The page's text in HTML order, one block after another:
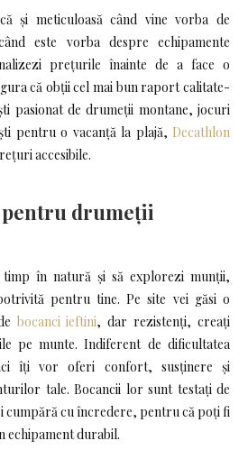
și meticuloasă când vine vorba de
este vorba despre echipamente
prețurile înainte de a face o
că obții cel mai bun raport calitate-
pasionat de drumeții montane, jocuri
pentru o vacanță la plajă, Decathlon
accesibile.
drumeții
timp în natură și să explorezi munții,
pentru tine. Pe site vei găsi o
bocanci ieftini, dar rezistenți, creați
pe munte. Indiferent de dificultatea
îți vor oferi confort, susținere și
tale. Bocancii lor sunt testați de
cumpără cu încredere, pentru că poți fi
echipament durabil.